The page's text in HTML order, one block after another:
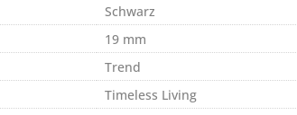
Schwarz
19 mm
Trend
Timeless Living